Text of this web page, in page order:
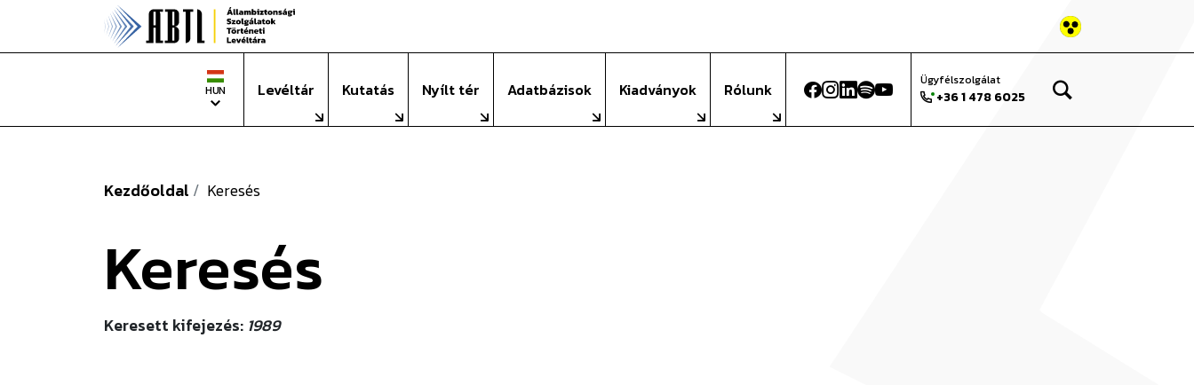
Állambiztonsági Szolgálatok
HUN
Ügyfélszolgálat
+36 1 478 6025
Levéltár Kutatás Nyílt tér Adatbázisok Kiadványok Rólunk
Kezdőoldal Keresés
Keresés
Keresett kifejezés: 1989